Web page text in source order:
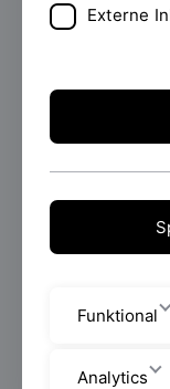
eine
sowie
Zu
Externe
Funktional
Analytics